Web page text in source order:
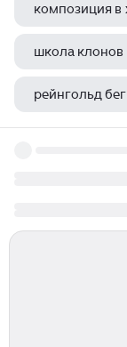
композиция в
школа клонов
рейнгольд